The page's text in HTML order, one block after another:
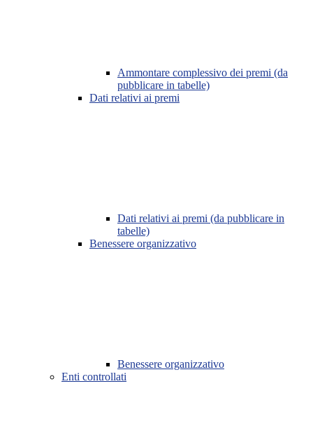
Ammontare complessivo dei premi (da
pubblicare in tabelle)
Dati relativi ai premi
Dati relativi ai premi (da pubblicare in
tabelle)
Benessere organizzativo
Benessere organizzativo
Enti controllati